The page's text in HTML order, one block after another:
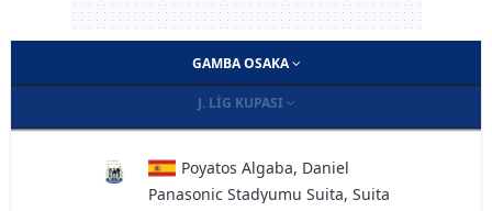
GAMBA OSAKA
J. LIG KUPASI
Poyatos Algaba, Daniel
Panasonic Stadyumu Suita, Suita